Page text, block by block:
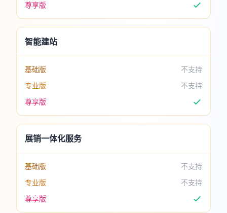
尊享版
智能建站
基础版
不支持
专业版
不支持
尊享版
展销一体化服务
基础版
不支持
专业版
不支持
尊享版